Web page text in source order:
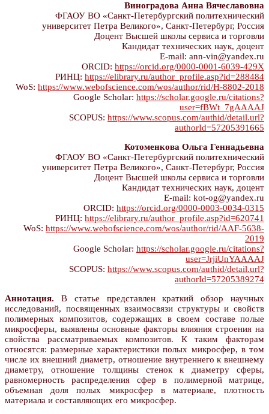
Виноградова Анна Вячеславовна
ФГАОУ ВО «Санкт-Петербургский политехнический
университет Петра Великого», Санкт-Петербург, Россия
Доцент Высшей школы сервиса и торговли
Кандидат технических наук, доцент
E-mail: ann-vin@yandex.ru
ORCID: https://orcid.org/0000-0001-6039-429X
РИНЦ: https://elibrary.ru/author_profile.asp?id=288484
WoS: https://www.webofscience.com/wos/author/rid/H-8802-2018
Google Scholar: https://scholar.google.ru/citations?
user=fBWt_7gAAAAJ
SCOPUS: https://www.scopus.com/authid/detail.url?
authorId=57205391665
Котоменкова Ольга Геннадьевна
ФГАОУ ВО «Санкт-Петербургский политехнический
университет Петра Великого», Санкт-Петербург, Россия
Доцент Высшей школы сервиса и торговли
Кандидат технических наук, доцент
E-mail: kot-og@yandex.ru
ORCID: https://orcid.org/0000-0003-0034-0315
РИНЦ: https://elibrary.ru/author_profile.asp?id=620741
WoS: https://www.webofscience.com/wos/author/rid/AAF-5638-
2019
Google Scholar: https://scholar.google.ru/citations?
user=JrjiUnYAAAAJ
SCOPUS: https://www.scopus.com/authid/detail.url?
authorId=57205389274
Аннотация. В статье представлен краткий обзор научных
исследований, посвященных взаимосвязи структуры и свойств
полимерных композитов, содержащих в своем составе полые
микросферы, выявлены основные факторы влияния строения на
свойства рассматриваемых композитов. К таким факторам
относятся: размерные характеристики полых микросфер, в том
числе их внешний диаметр, отношение внутреннего к внешнему
диаметру, отношение толщины стенок к диаметру сферы,
равномерность распределения сфер в полимерной матрице,
объемная доля полых микросфер в материале, плотность
материала и составляющих его микросфер.